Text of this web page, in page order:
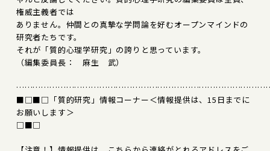
権威主義者では
ありません。仲間との真摯な学問論を好むオープンマインドの
研究者たちです。
それが「質的心理学研究」の誇りと思っています。
（編集委員長： 麻生 武）
■□■□「質的研究」情報コーナー＜情報提供は、15日までに
お願いします＞
□■□